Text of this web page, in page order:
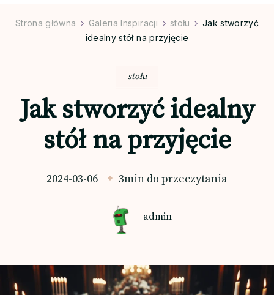
Strona główna Galeria Inspiracji stołu
Jak stworzyć
idealny stół na przyjęcie
stołu
Jak stworzyć idealny
stół na przyjęcie
2024-03-06 3min do przeczytania
admin